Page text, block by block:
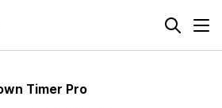
Timer Pro